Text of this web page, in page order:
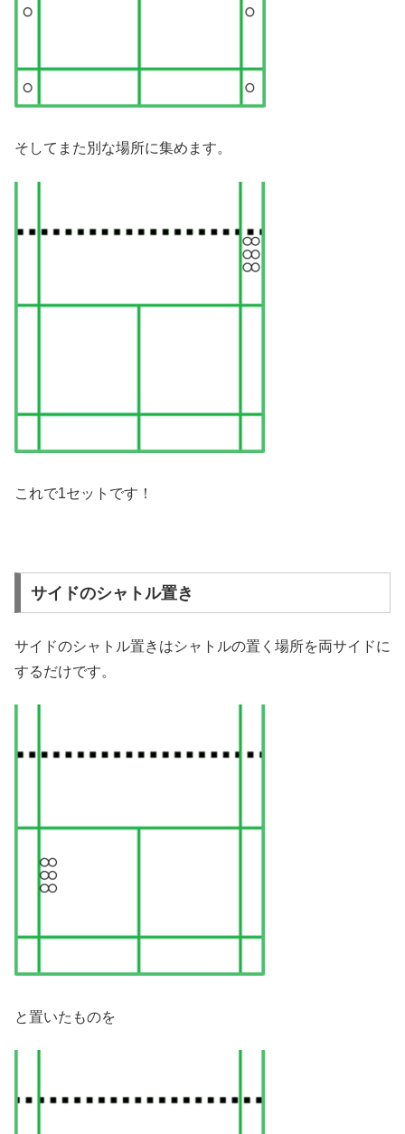
そしてまた別な場所に集めます。
これで1セットです！
サイドのシャトル置き
サイドのシャトル置きはシャトルの置く場所を両サイドに
するだけです。
と置いたものを